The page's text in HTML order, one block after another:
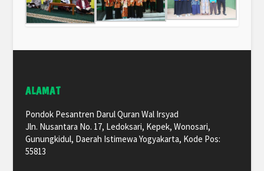
ALAMAT
Pondok Pesantren Darul Quran Wal Irsyad
Jln. Nusantara No. 17, Ledoksari, Kepek, Wonosari,
Gunungkidul, Daerah Istimewa Yogyakarta, Kode Pos:
55813